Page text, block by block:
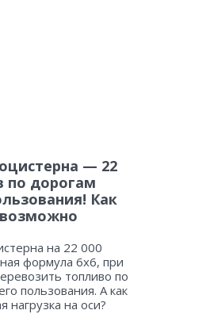
— 22
по дорогам
Как
на 22 000
формула 6х6, при
топливо по
пользования. А как
нагрузка на оси?